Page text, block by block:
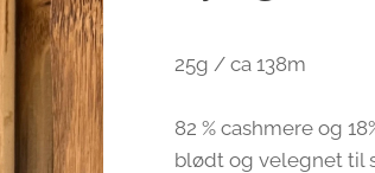
25g / ca 138m
82 % cashmere og
blødt og velegnet til